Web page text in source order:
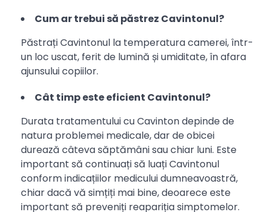
Cum ar trebui să păstrez Cavintonul?
Păstrați Cavintonul la temperatura camerei, într-
un loc uscat, ferit de lumină și umiditate, în afara
ajunsului copiilor.
Cât timp este eficient Cavintonul?
Durata tratamentului cu Cavinton depinde de
natura problemei medicale, dar de obicei
durează câteva săptămâni sau chiar luni. Este
important să continuați să luați Cavintonul
conform indicațiilor medicului dumneavoastră,
chiar dacă vă simțiți mai bine, deoarece este
important să preveniți reapariția simptomelor.